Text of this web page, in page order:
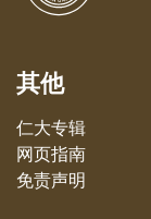
其他
仁大专辑
网页指南
免责声明